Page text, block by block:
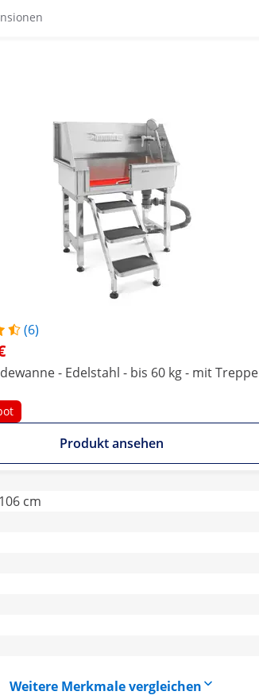
(6)
- Edelstahl - bis 60 kg - mit Treppe
Produkt ansehen
cm
Weitere Merkmale vergleichen